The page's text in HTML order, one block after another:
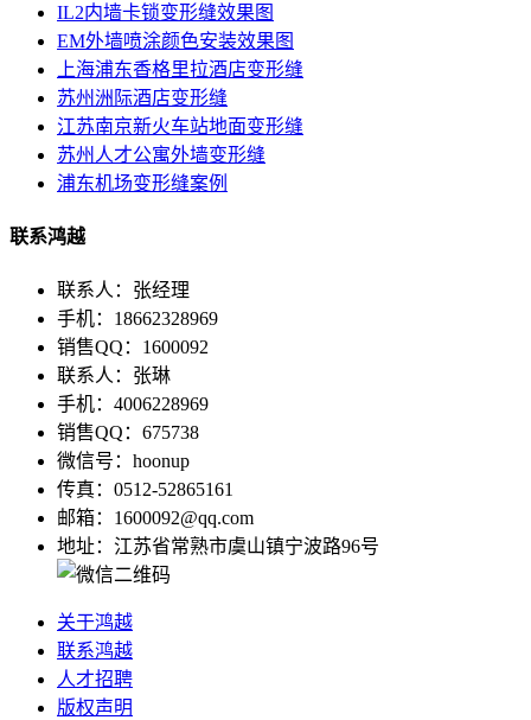
IL2内墙卡锁变形缝效果图
EM外墙喷涂颜色安装效果图
上海浦东香格里拉酒店变形缝
苏州洲际酒店变形缝
江苏南京新火车站地面变形缝
苏州人才公寓外墙变形缝
浦东机场变形缝案例
联系鸿越
联系人：张经理
手机：18662328969
销售QQ：1600092
联系人：张琳
手机：4006228969
销售QQ：675738
微信号：hoonup
传真：0512-52865161
邮箱：1600092@qq.com
地址：江苏省常熟市虞山镇宁波路96号
关于鸿越
联系鸿越
人才招聘
版权声明